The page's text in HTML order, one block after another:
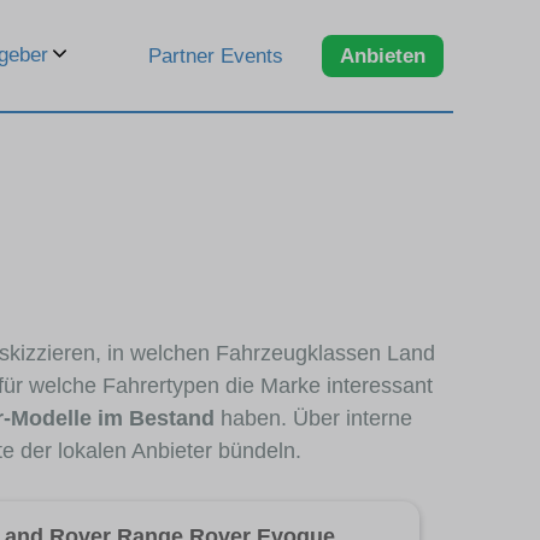
Partner Events Anbieten
in welchen Fahrzeugklassen Land
welche Fahrertypen die Marke interessant
Modelle im Bestand haben. Über interne
der lokalen Anbieter bündeln.